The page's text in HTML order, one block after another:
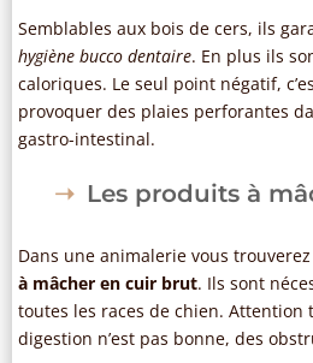
Semblables aux bois de cers, ils
hygiène bucco dentaire. En plus ils
caloriques. Le seul point négatif,
provoquer des plaies perforantes
gastro-intestinal.
Les produits à
Dans une animalerie vous
à mâcher en cuir brut. Ils sont
toutes les races de chien. Attention
digestion n’est pas bonne, des